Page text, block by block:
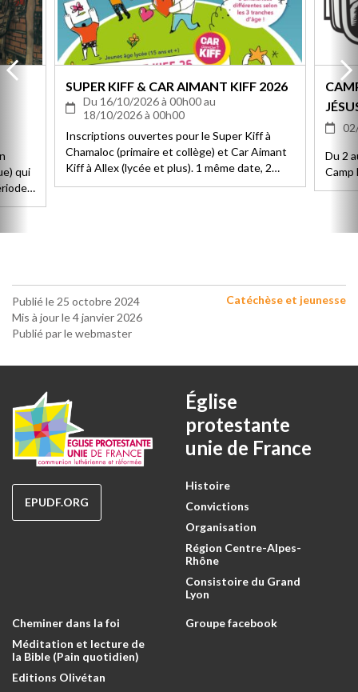
qui
SUPER KIFF & CAR AIMANT KIFF 2026
Du 16/10/2026 à 00h00 au
18/10/2026 à 00h00
Inscriptions ouvertes pour le Super Kiff à
Chamaloc (primaire et collège) et Car Aimant
Kiff à Allex (lycée et plus). 1 même date, 2
lieux différents, 2 week-end en 1, 3
Du 2
Camp
Publié le 25 octobre 2024
Mis à jour le 4 janvier 2026
Publié par le webmaster
Catéchèse et jeunesse
EPUDF.ORG
Église
protestante
unie de France
Histoire
Convictions
Organisation
Région Centre-Alpes-
Rhône
Consistoire du Grand
Lyon
Cheminer dans la foi
Méditation et lecture de
la Bible (Pain quotidien)
Editions Olivétan
Groupe facebook